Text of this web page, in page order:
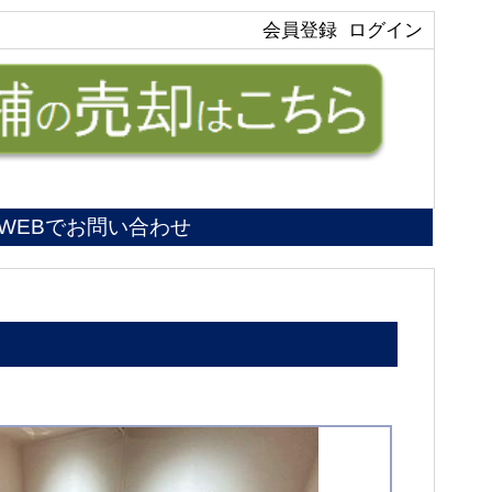
ログイン
会員登録
でお問い合わせ